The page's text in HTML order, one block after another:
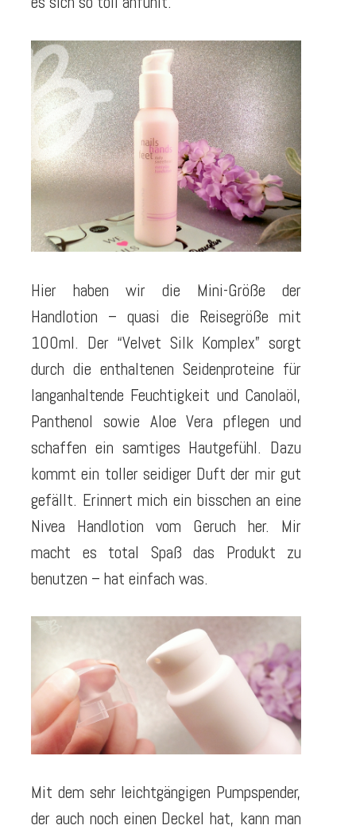
Hier haben wir die Mini-Größe der
Handlotion – quasi die Reisegröße mit
100ml. Der “Velvet Silk Komplex” sorgt
durch die enthaltenen Seidenproteine für
langanhaltende Feuchtigkeit und Canolaöl,
Panthenol sowie Aloe Vera pflegen und
schaffen ein samtiges Hautgefühl. Dazu
kommt ein toller seidiger Duft der mir gut
gefällt. Erinnert mich ein bisschen an eine
Nivea Handlotion vom Geruch her. Mir
macht es total Spaß das Produkt zu
benutzen – hat einfach was.
Mit dem sehr leichtgängigen Pumpspender,
der auch noch einen Deckel hat, kann man